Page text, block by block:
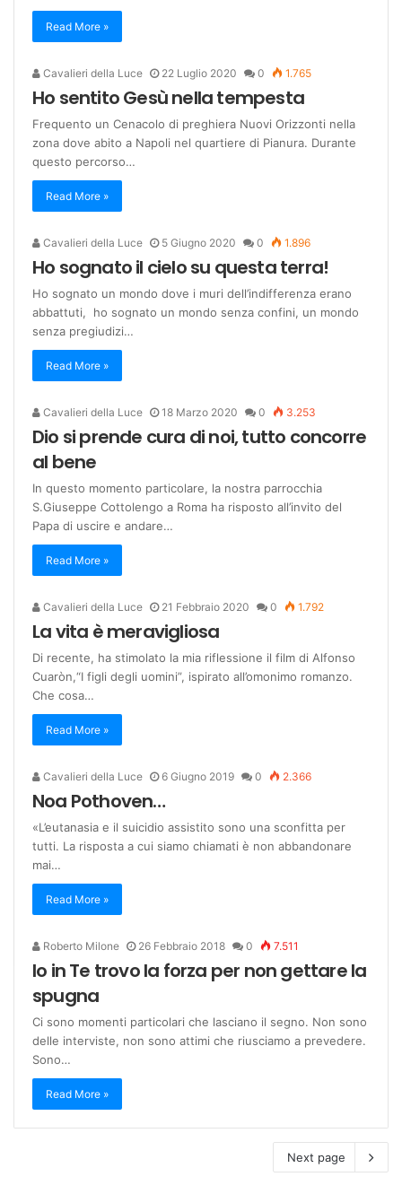
Read More »
Cavalieri della Luce 22 Luglio 2020 0 1.765
Ho sentito Gesù nella tempesta
Frequento un Cenacolo di preghiera Nuovi Orizzonti nella
zona dove abito a Napoli nel quartiere di Pianura. Durante
questo percorso…
Read More »
Cavalieri della Luce 5 Giugno 2020 0 1.896
Ho sognato il cielo su questa terra!
Ho sognato un mondo dove i muri dell’indifferenza erano
abbattuti, ho sognato un mondo senza confini, un mondo
senza pregiudizi…
Read More »
Cavalieri della Luce 18 Marzo 2020 0 3.253
Dio si prende cura di noi, tutto concorre
al bene
In questo momento particolare, la nostra parrocchia
S.Giuseppe Cottolengo a Roma ha risposto all’invito del
Papa di uscire e andare…
Read More »
Cavalieri della Luce 21 Febbraio 2020 0 1.792
La vita è meravigliosa
Di recente, ha stimolato la mia riflessione il film di Alfonso
Cuaròn,“I figli degli uomini”, ispirato all’omonimo romanzo.
Che cosa…
Read More »
Cavalieri della Luce 6 Giugno 2019 0 2.366
Noa Pothoven…
«L’eutanasia e il suicidio assistito sono una sconfitta per
tutti. La risposta a cui siamo chiamati è non abbandonare
mai…
Read More »
Roberto Milone 26 Febbraio 2018 0 7.511
Io in Te trovo la forza per non gettare la
spugna
Ci sono momenti particolari che lasciano il segno. Non sono
delle interviste, non sono attimi che riusciamo a prevedere.
Sono…
Read More »
Next page